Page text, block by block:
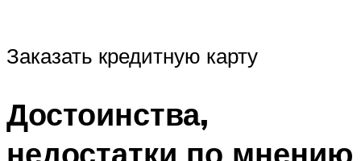
Заказать кредитную карту
Достоинства,